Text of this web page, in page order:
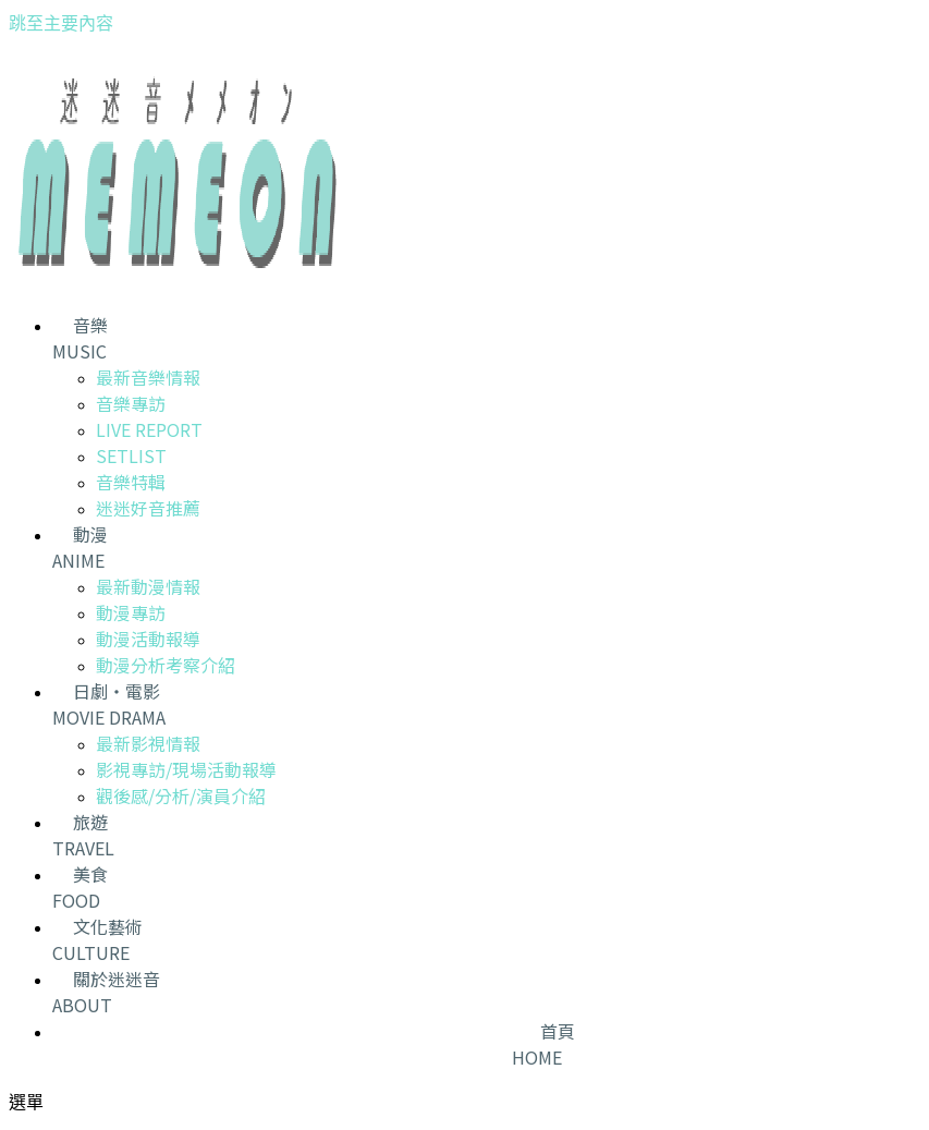
跳至主要內容
音樂
MUSIC
最新音樂情報
音樂專訪
LIVE REPORT
SETLIST
音樂特輯
迷迷好音推薦
動漫
ANIME
最新動漫情報
動漫專訪
動漫活動報導
動漫分析考察介紹
日劇・電影
MOVIE DRAMA
最新影視情報
影視專訪/現場活動報導
觀後感/分析/演員介紹
旅遊
TRAVEL
美食
FOOD
文化藝術
CULTURE
關於迷迷音
ABOUT
首頁
HOME
選單